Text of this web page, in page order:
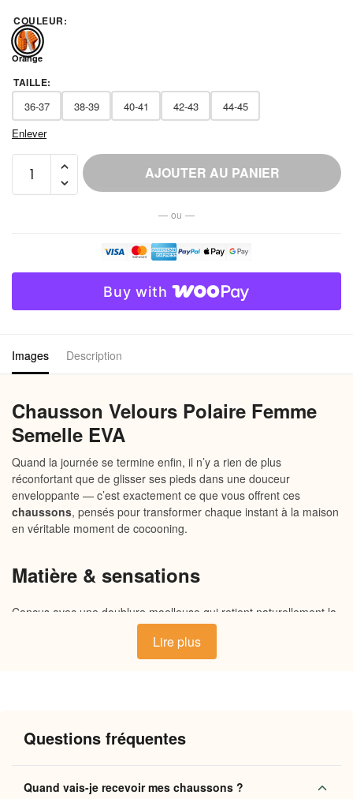
COULEUR:
Orange
TAILLE:
36-37 38-39 40-41 42-43
44-45
Enlever
Chausson
Semelle
AJOUTER AU PANIER
— ou —
Buy with
Images Description
Chausson Velours Polaire Femme
Semelle EVA
Quand la journée se termine enfin, il n’y a rien de plus
réconfortant que de glisser ses pieds dans une douceur
enveloppante — c’est exactement ce que vous offrent ces
chaussons, pensés pour transformer chaque instant à la maison
en véritable moment de cocooning.
Matière & sensations
Conçus avec une doublure moelleuse qui retient naturellement la
, ces chaussons enveloppent vos pieds dans une
incomparable dès le premier contact. Leur semelle
souple et antidérapante assure une bonne adhérence sur tous les
Pourquoi vous allez l’adorer
Confort immédiat: doublure moelleuse qui s’adapte à
Lire plus
Questions fréquentes
Quand vais-je recevoir mes chaussons ?